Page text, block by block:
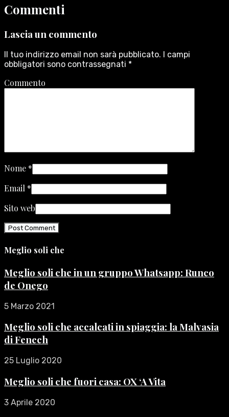
Commenti
Lascia un commento
Il tuo indirizzo email non sarà pubblicato.
I campi
obbligatori sono contrassegnati *
Commento
Nome *
Email *
Sito web
Meglio soli che
Meglio soli che in un gruppo Whatsapp: Runco
de Onego
5 Marzo 2021
Meglio soli che accalcati in spiaggia: la Malvasia
di Fenech
25 Luglio 2020
Meglio soli che fuori casa: OX ‘A Vita
3 Aprile 2020